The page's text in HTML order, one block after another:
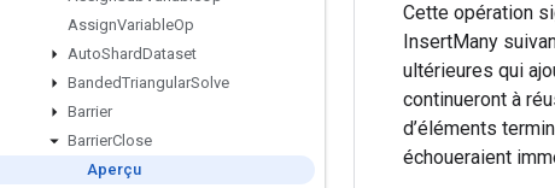
AssignVariableOp
AutoShardDataset
BandedTriangularSolve
Barrier
BarrierClose
Aperçu
Cette opération
InsertMany
ultérieures qui
continueront à
d’éléments
échoueraient